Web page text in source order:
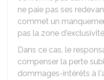
ne paie pas ses
commet un
pas la zone
Dans ce cas, le
compenser la perte
dommages-intérêts à